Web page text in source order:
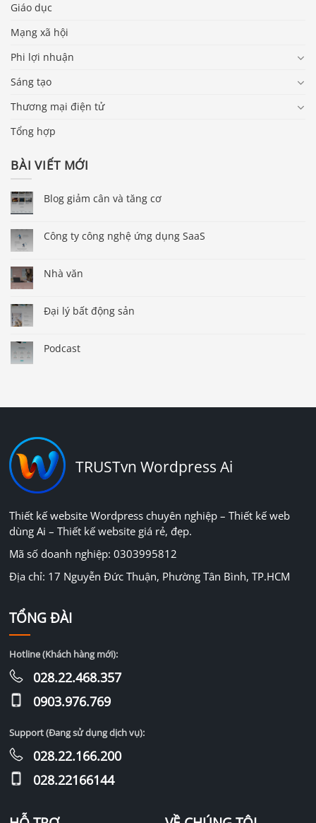
Giáo dục
Mạng xã hội
Phi lợi nhuận
Sáng tạo
Thương mại điện tử
Tổng hợp
BÀI VIẾT MỚI
Blog giảm cân và tăng cơ
Công ty công nghệ ứng dụng SaaS
Nhà văn
Đại lý bất động sản
Podcast
TRUSTvn Wordpress Ai
Thiết kế website Wordpress chuyên nghiệp – Thiết kế web
dùng Ai – Thiết kế website giá rẻ, đẹp.
Mã số doanh nghiệp: 0303995812
Địa chỉ: 17 Nguyễn Đức Thuận, Phường Tân Bình, TP.HCM
TỔNG ĐÀI
Hotline (Khách hàng mới):
028.22.468.357
0903.976.769
Support (Đang sử dụng dịch vụ):
028.22.166.200
028.22166144